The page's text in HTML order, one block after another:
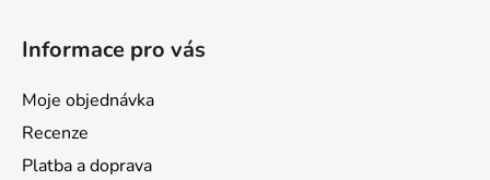
Informace pro vás
Moje objednávka
Recenze
Platba a doprava